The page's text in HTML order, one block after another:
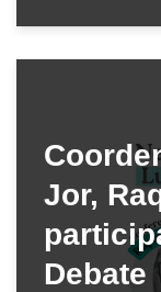
Jor,
Debate